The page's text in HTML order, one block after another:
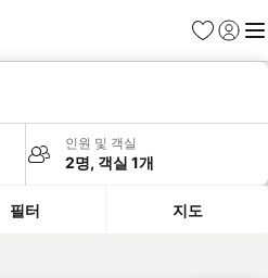
즐겨찾기
로그인
메
인원 및 객실
2명, 객실 1개
필터 지도